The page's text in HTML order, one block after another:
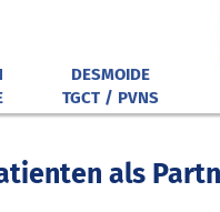
DESMOIDE
TGCT / PVNS
als